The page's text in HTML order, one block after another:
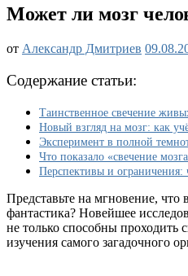
Может ли мозг
от Александр Дмитриев
Содержание статьи:
Таинственное свечение
Новый взгляд на мозг: как
Эксперимент в полной
Что показало «свечение
Перспективы и
Представьте на мгновение,
фантастика? Новейшее
не только способны проходить
изучения самого загадочного